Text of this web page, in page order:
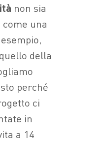
non sia
una
della
perché
ci
in
a 14